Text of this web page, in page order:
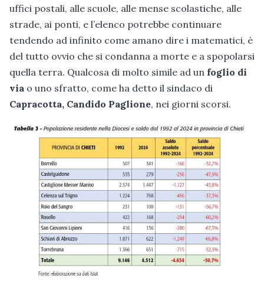
uffici postali, alle scuole, alle mense scolastiche, alle
strade, ai ponti, e l’elenco potrebbe continuare
tendendo ad infinito come amano dire i matematici, è
del tutto ovvio che si condanna a morte e a spopolarsi
quella terra. Qualcosa di molto simile ad un foglio di
via o uno sfratto, come ha detto il sindaco di
Capracotta, Candido Paglione, nei giorni scorsi.